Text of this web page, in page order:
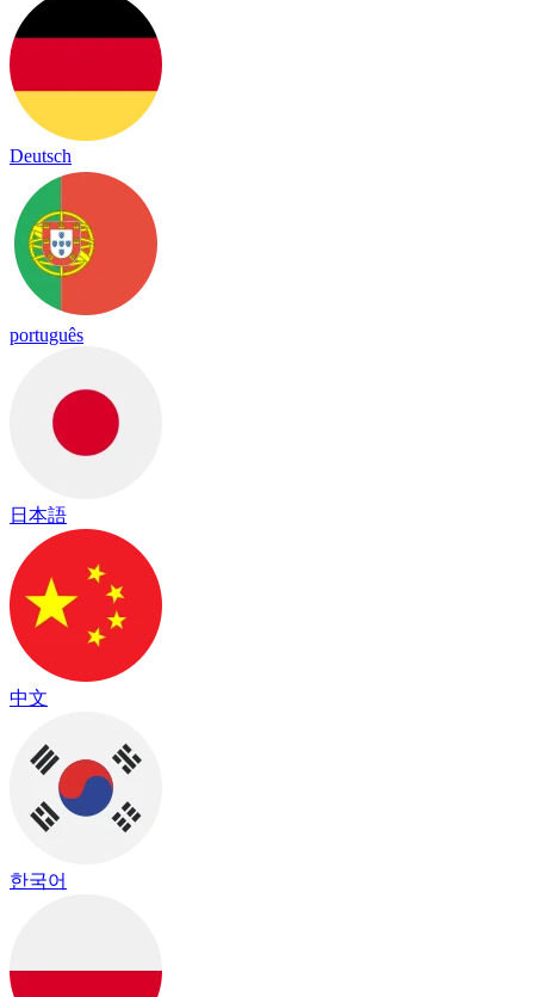
Deutsch
português
日本語
中文
한국어